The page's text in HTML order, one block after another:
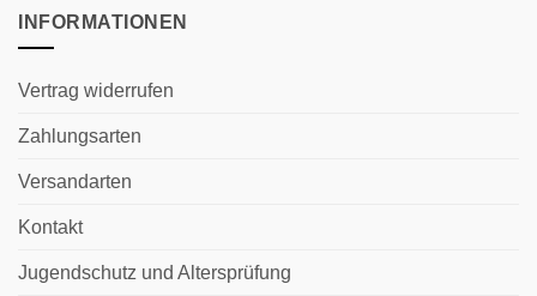
INFORMATIONEN
Vertrag widerrufen
Zahlungsarten
Versandarten
Kontakt
Jugendschutz und Altersprüfung